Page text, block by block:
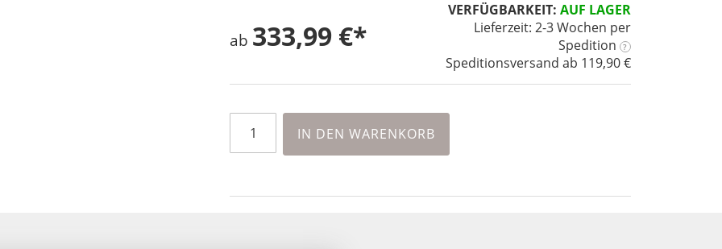
VERFÜGBARKEIT: AUF LAGER
Lieferzeit: 2-3 Wochen per
Spedition
?
Speditionsversand ab 119,90 €
ab 333,99 €
IN DEN WARENKORB